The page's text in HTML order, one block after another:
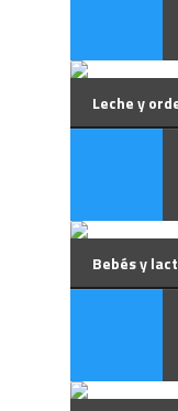
Leche y
Bebés y